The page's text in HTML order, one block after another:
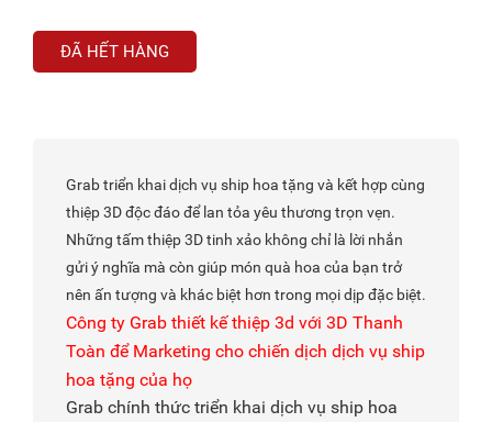
ĐÃ HẾT HÀNG
Grab triển khai dịch vụ ship hoa tặng và kết hợp cùng
thiệp 3D độc đáo để lan tỏa yêu thương trọn vẹn.
Những tấm thiệp 3D tinh xảo không chỉ là lời nhắn
gửi ý nghĩa mà còn giúp món quà hoa của bạn trở
nên ấn tượng và khác biệt hơn trong mọi dịp đặc biệt.
Công ty Grab thiết kế thiệp 3d với 3D Thanh
Toàn để Marketing cho chiến dịch dịch vụ ship
hoa tặng của họ
Grab chính thức triển khai dịch vụ ship hoa